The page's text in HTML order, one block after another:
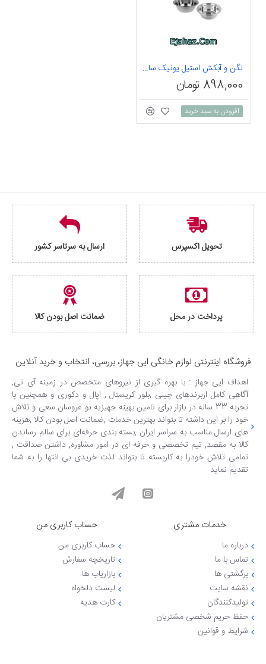
لگن و آبکش استیل یونیک سایز 20
898,000 تومان
افزودن به سبد خرید
تحویل اکسپرس ارسال به سرتاسر کشور
پرداخت در محل ضمانت اصل بودن کالا
فروشگاه اینترنتی لوازم خانگی ایی جهاز، بررسی، انتخاب و خرید آنلاین
اهداف ایی جهاز : با بهره گیری از نیروهای متخصص در زمینه آی تی,
آگاهی کامل ازبرندهای چینی ,بلور کریستال , اپال و دکوری و همچنین با
تجربه 33 ساله در بازار برای تامین بهینه جهیزیه نو عروسان سعی و تلاش
خود را بر این داشته تا بتواند بهترین خدمات ,ضمانت اصل بودن کالا ,هزینه
های ارسال مناسب به سراسر ایران ,بسته بندی حرفه‌ای برای سالم رساندن
کالا به مقصد, تیم تخصصی و حرفه ای در امور مشاوره, داشتن صداقت ,
تمامی تلاش خودرا به کاربسته تا بتواند لذت خریدی بی انتها را به شما
تقدیم نماید
خدمات مشتری
درباره ما
تماس با ما
برگشتی ها
نقشه سایت
تولیدکنندگان
حفظ حریم شخصی مشتریان
شرایط و قوانین
حساب کاربری من
حساب کاربری من
تاریخچه سفارش
بازاریاب ها
لیست دلخواه
کارت هدیه